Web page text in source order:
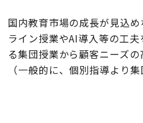
国内教育市場の成長が見込
ライン授業やAI導入等の工
る集団授業から顧客ニーズ
（一般的に、個別指導より